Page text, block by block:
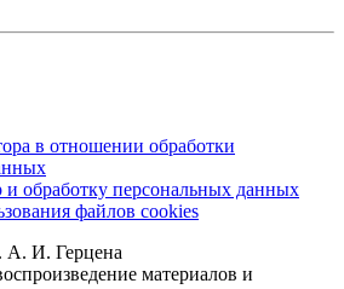
в отношении обработки
и обработку персональных данных
файлов cookies
И. Герцена
материалов и